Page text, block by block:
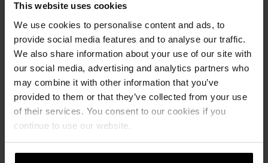
This website uses cookies
We use cookies to personalise content and ads, to
provide social media features and to analyse our traffic.
We also share information about your use of our site with
our social media, advertising and analytics partners who
may combine it with other information that you’ve
provided to them or that they’ve collected from your use
of their services. You consent to our cookies if you
continue to use our website.